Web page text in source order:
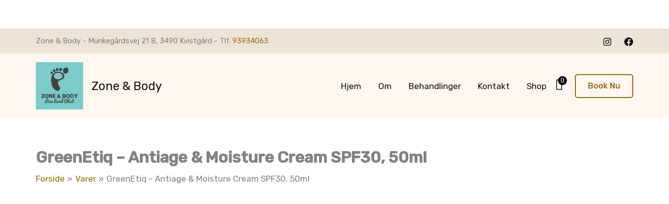
indholdet
Zone & Body - Munkegårdsvej 21 B, 3490 Kvistgård - Tlf. 93934063
Zone & Body Hjem Om Behandlinger Kontakt Shop
0
Book Nu
GreenEtiq – Antiage & Moisture Cream SPF30, 50ml
Forside Varer GreenEtiq – Antiage & Moisture Cream SPF30, 50ml